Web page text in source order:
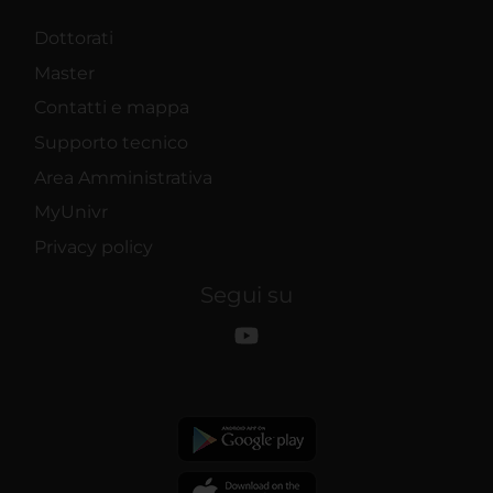
Dottorati
Master
Contatti e mappa
Supporto tecnico
Area Amministrativa
MyUnivr
Privacy policy
Segui su